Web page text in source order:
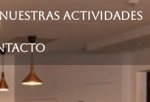
ACTIVIDADES